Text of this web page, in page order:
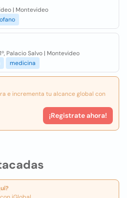
| Montevideo
Palacio Salvo | Montevideo
medicina
e incrementa tu alcance global con
¡Registrate ahora!